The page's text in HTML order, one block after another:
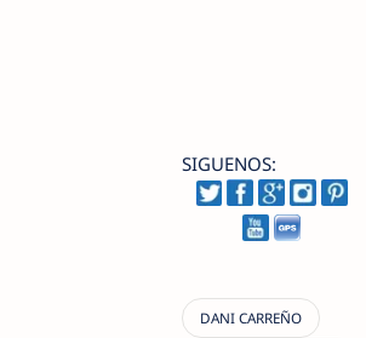
SIGUENOS: